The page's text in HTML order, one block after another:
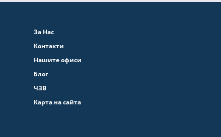
За Нас
Контакти
Нашите офиси
Блог
ЧЗВ
Карта на сайта